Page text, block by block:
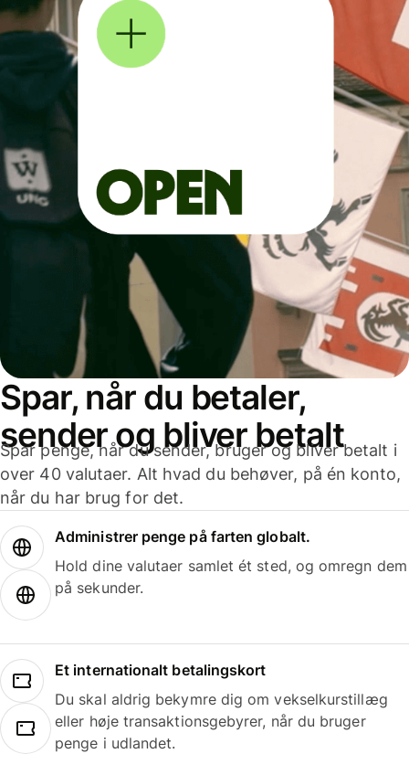
Spar, når du betaler,
sender og bliver betalt
Spar penge, når du sender, bruger og bliver betalt i
over 40 valutaer. Alt hvad du behøver, på én konto,
når du har brug for det.
Administrer penge på farten globalt.
Hold dine valutaer samlet ét sted, og omregn dem
på sekunder.
Et internationalt betalingskort
Du skal aldrig bekymre dig om vekselkurstillæg
eller høje transaktionsgebyrer, når du bruger
penge i udlandet.